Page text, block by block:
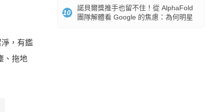
，有鑑
、拖地
10
諾貝爾獎推手也留不住！從 AlphaFold
團隊解體看 Google 的焦慮：為何明星